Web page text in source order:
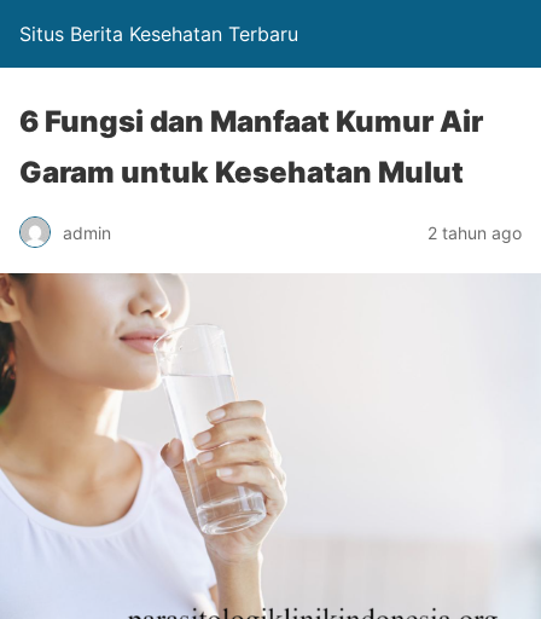
Situs Berita Kesehatan Terbaru
6 Fungsi dan Manfaat Kumur Air
Garam untuk Kesehatan Mulut
admin 2 tahun ago